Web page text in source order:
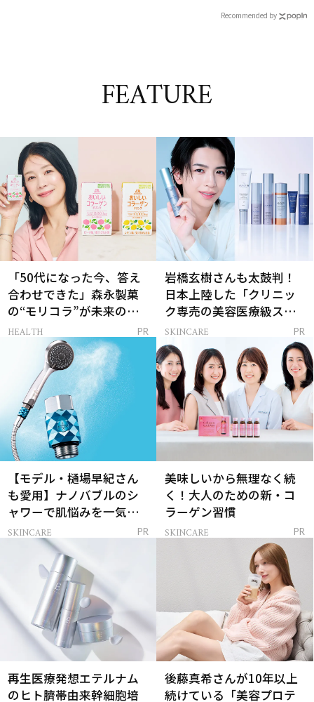
Recommended by
FEATURE
「50代になった今、答え
合わせできた」森永製菓
の“モリコラ”が未来のキ
レイを連れてくる！
HEALTH PR
岩橋玄樹さんも太鼓判！
日本上陸した「クリニッ
ク専売の美容医療級スキ
ンケア」
SKINCARE PR
【モデル・樋場早紀さん
も愛用】ナノバブルのシ
ャワーで肌悩みを一気に
解決
SKINCARE PR
美味しいから無理なく続
く！大人のための新・コ
ラーゲン習慣
SKINCARE PR
再生医療発想エテルナム
のヒト臍帯由来幹細胞培
後藤真希さんが10年以上
続けている「美容プロテ